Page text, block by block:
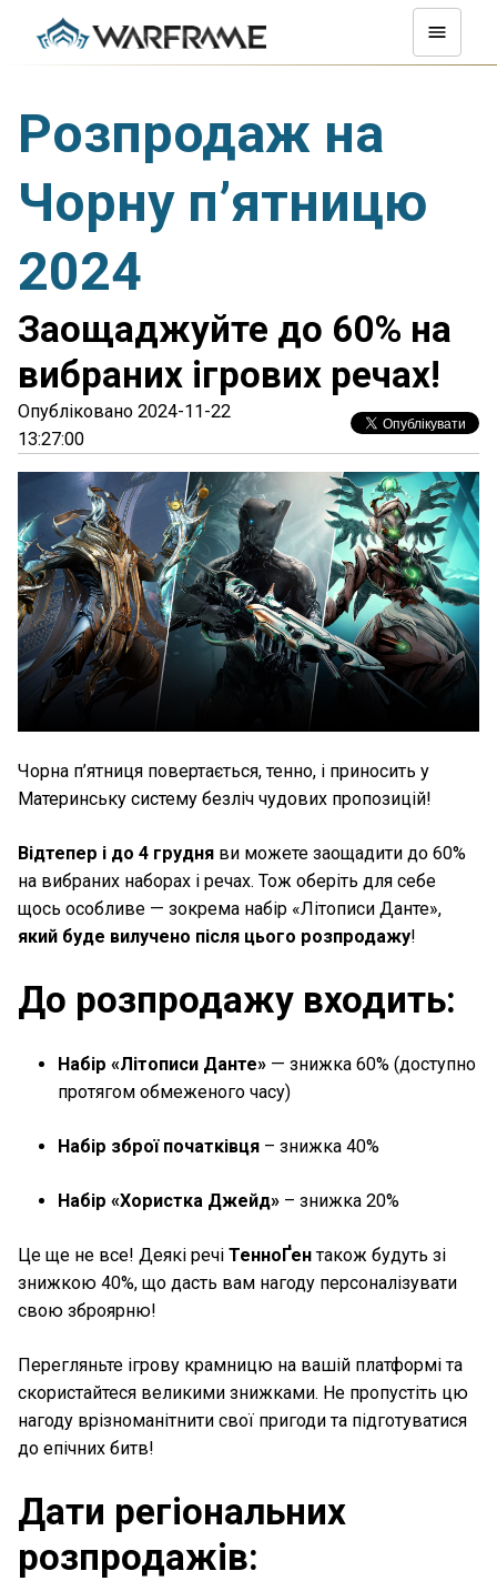
Розпродаж на
Чорну п’ятницю
2024
Заощаджуйте до 60% на
вибраних ігрових речах!
Опубліковано 2024-11-22
13:27:00
Чорна п’ятниця повертається, тенно, і приносить у
Материнську систему безліч чудових пропозицій!
Відтепер і до 4 грудня ви можете заощадити до 60%
на вибраних наборах і речах. Тож оберіть для себе
щось особливе — зокрема набір «Літописи Данте»,
який буде вилучено після цього розпродажу!
До розпродажу входить:
Набір «Літописи Данте» — знижка 60% (доступно
протягом обмеженого часу)
Набір зброї початківця – знижка 40%
Набір «Хористка Джейд» – знижка 20%
Це ще не все! Деякі речі ТенноҐентакож будуть зі
знижкою 40%, що дасть вам нагоду персоналізувати
свою зброярню!
Перегляньте ігрову крамницю на вашій платформі та
скористайтеся великими знижками. Не пропустіть цю
нагоду врізноманітнити свої пригоди та підготуватися
до епічних битв!
Дати регіональних
розпродажів: